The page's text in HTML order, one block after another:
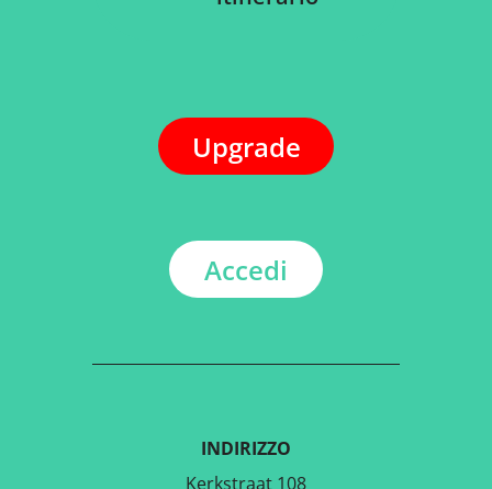
Upgrade
Accedi
INDIRIZZO
Kerkstraat 108